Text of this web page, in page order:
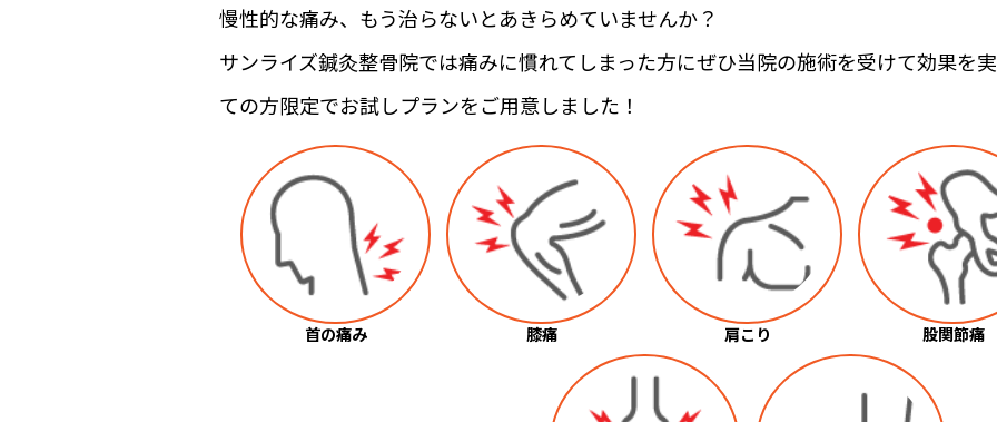
慢性的な痛み、もう治らないとあきらめていませんか？
サンライズ鍼灸整骨院では痛みに慣れてしまった方にぜひ当院の施術を受けて効果を
ての方限定でお試しプランをご用意しました！
首の痛み 膝痛 肩こり 股関節痛